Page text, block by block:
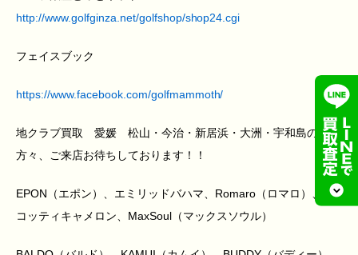
http://www.golfginza.net/golfshop/shop24.cgi
フェイスブック
https://www.facebook.com/golfmammoth/
地クラブ買取 愛媛 松山・今治・新居浜・大洲・宇和島の
方々、ご来店お待ちしております！！
EPON（エポン）、エミリッドバハマ、Romaro（ロマロ）、ス
コッティキャメロン、MaxSoul（マックスソウル）